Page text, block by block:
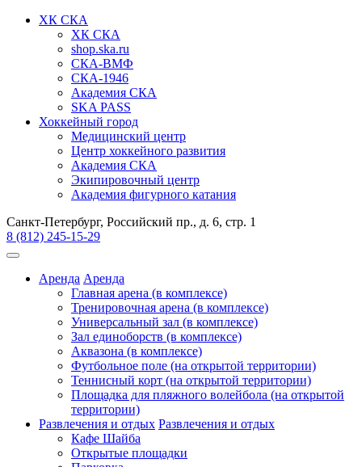
ХК СКА
ХК СКА
shop.ska.ru
СКА-ВМФ
СКА-1946
Академия СКА
SKA PASS
Хоккейный город
Медицинский центр
Центр хоккейного развития
Академия СКА
Экипировочный центр
Академия фигурного катания
Санкт-Петербург, Российский пр., д. 6, стр. 1
8 (812) 245-15-29
Аренда Аренда
Главная арена (в комплексе)
Тренировочная арена (в комплексе)
Универсальный зал (в комплексе)
Зал единоборств (в комплексе)
Аквазона (в комплексе)
Футбольное поле (на открытой территории)
Теннисный корт (на открытой территории)
Площадка для пляжного волейбола (на открытой
территории)
Развлечения и отдых Развлечения и отдых
Кафе Шайба
Открытые площадки